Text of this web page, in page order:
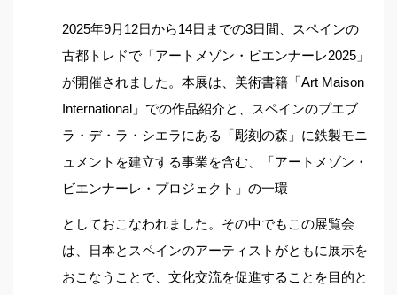
2025年9月12日から14日までの3日間、スペインの
古都トレドで「アートメゾン・ビエンナーレ2025」
が開催されました。本展は、美術書籍「Art Maison
International」での作品紹介と、スペインのプエブ
ラ・デ・ラ・シエラにある「彫刻の森」に鉄製モニ
ュメントを建立する事業を含む、「アートメゾン・
ビエンナーレ・プロジェクト」の一環
としておこなわれました。その中でもこの展覧会
は、日本とスペインのアーティストがともに展示を
おこなうことで、文化交流を促進することを目的と